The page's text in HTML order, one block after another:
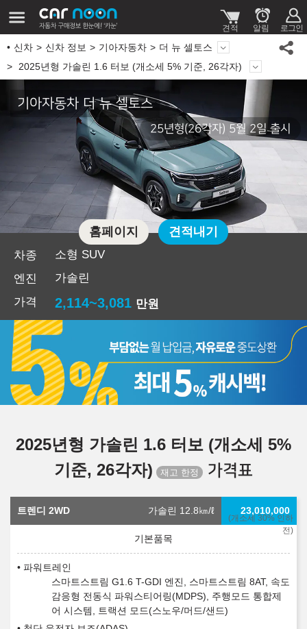
신차 신차 정보 기아자동차
더 뉴 셀토스
2025년형 가솔린 1.6 터보 (개소세 5% 기준, 26각자)
기아자동차 더 뉴 셀토스
25년형(26각자) 5월 2일 출시
차종
소형 SUV
엔진
가솔린
가격
2,114~3,081 만원
홈페이지 견적내기
2025년형 가솔린 1.6 터보 (개소세 5%
기준, 26각자)
가격표
트렌디 2WD 가솔린 12.8㎞/ℓ
(개소세 30% 인하
전)
23,010,000
파워트레인
스마트스트림 G1.6 T-GDI 엔진, 스마트스트림 8AT, 속도
감응형 전동식 파워스티어링(MDPS), 주행모드 통합제
어 시스템, 트랙션 모드(스노우/머드/샌드)